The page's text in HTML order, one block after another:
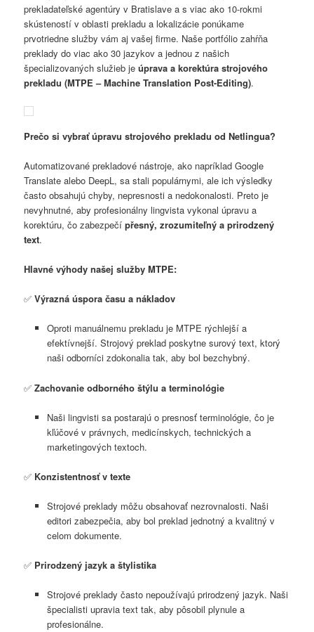
prekladateľské agentúry v Bratislave a s viac ako 10-rokmi
skústeností v oblasti prekladu a lokalizácie ponúkame
prvotriedne služby vám aj vašej firme. Naše portfólio zahŕňa
preklady do viac ako 30 jazykov a jednou z našich
špecializovaných služieb jeúprava a korektúra strojového
prekladu (MTPE – Machine Translation Post-Editing).
Prečo si vybrať úpravu strojového prekladu od Netlingua?
Automatizované prekladové nástroje, ako napríklad Google
Translate alebo DeepL, sa stali populárnymi, ale ich výsledky
často obsahujú chyby, nepresnosti a nedokonalosti. Preto je
nevyhnutné, aby profesionálny lingvista vykonal úpravu a
korektúru, čo zabezpečípřesný, zrozumiteľný a prirodzený
text.
Hlavné výhody našej služby MTPE:
✅Výrazná úspora času a nákladov
Oproti manuálnemu prekladu je MTPE rýchlejší a
efektívnejší. Strojový preklad poskytne surový text, ktorý
naši odborníci zdokonalia tak, aby bol bezchybný.
✅Zachovanie odborného štýlu a terminológie
Naši lingvisti sa postarajú o presnosť terminológie, čo je
kľúčové v právnych, medicínskych, technických a
marketingových textoch.
✅ Konzistentnosť v texte
Strojové preklady môžu obsahovať nezrovnalosti. Naši
editori zabezpečia, aby bol preklad jednotný a kvalitný v
celom dokumente.
✅ Prirodzený jazyk a štylistika
Strojové preklady často nepoužívajú prirodzený jazyk. Naši
špecialisti upravia text tak, aby pôsobil plynule a
profesionálne.